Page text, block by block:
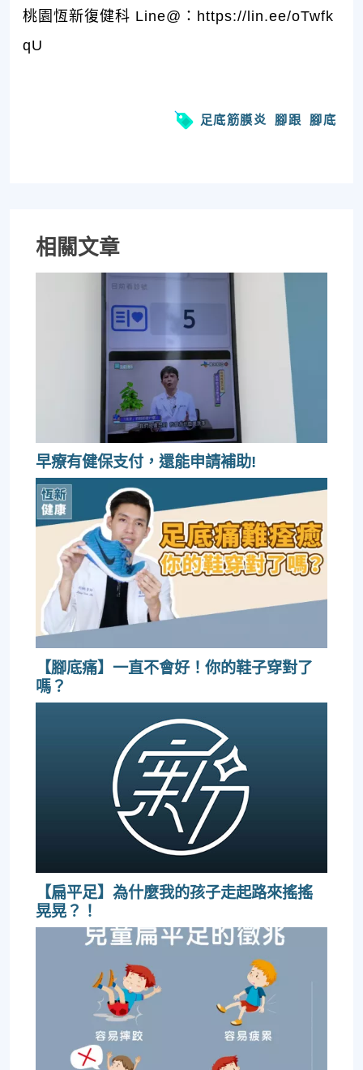
桃園恆新復健科 Line@： https://lin.ee/oTwfk
qU
足底筋膜炎 腳跟 腳底
相關文章
早療有健保支付，還能申請補助!
【腳底痛】一直不會好！你的鞋子穿對了
嗎？
【扁平足】為什麼我的孩子走起路來搖搖
晃晃？！